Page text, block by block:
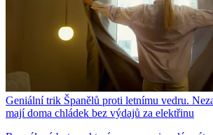
Geniální trik Španělů proti letnímu vedru.
mají doma chládek bez výdajů za elektřinu